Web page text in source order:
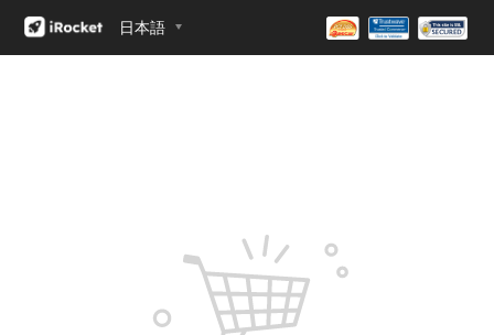
日本語